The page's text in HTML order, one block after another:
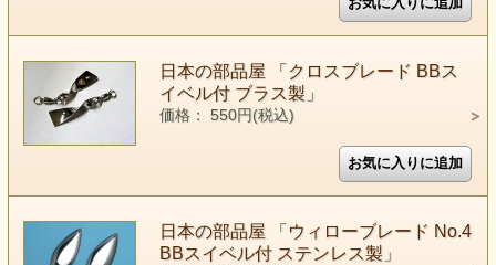
日本の部品屋 「クロスブレード BBス
イベル付 ブラス製」
価格： 550円(税込)
日本の部品屋 「ウィローブレード No.4
BBスイベル付 ステンレス製」